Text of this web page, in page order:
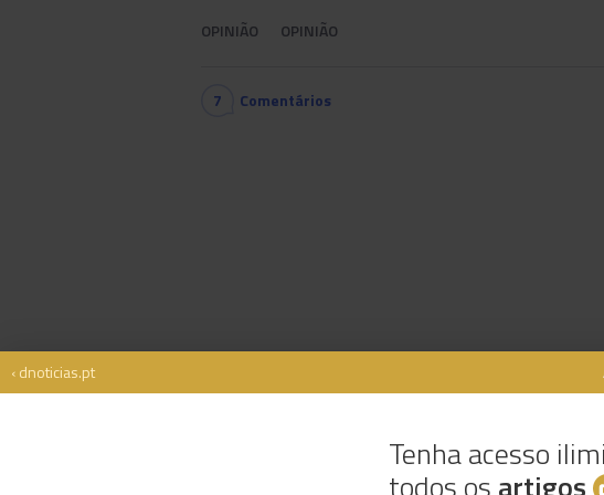
Tenha acesso
‹ dnoticias.pt
OPINIÃO OPINIÃO
7 Comentários
Rua Dr. Fernão de Ornelas, 56 - 3º